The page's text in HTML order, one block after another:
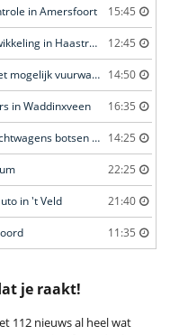
in Amersfoort 15:45
Flinke bermbrand veroorzaakt rookontwikkeling in Haastrecht 12:45
Politie valt woning binnen in verband met mogelijk vuurwapen in Eindhoven 14:50
in Waddinxveen 16:35
Grote verkeershinder doordat twee vrachtwagens botsen tunnel in Zwijndrecht 14:25
22:25
in 't Veld 21:40
11:35
je raakt!
112 nieuws al heel wat